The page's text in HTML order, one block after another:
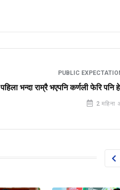
PUBLIC
पहिला भन्दा राम्रै भएपनि कर्णली फेरि पनि
2 महिना